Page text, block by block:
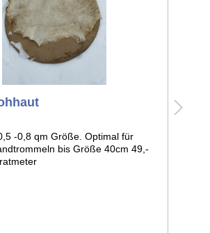
-0,8 qm Größe. Optimal für
bis Größe 40cm 49,-